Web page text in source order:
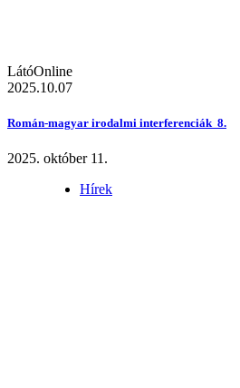
LátóOnline
2025.10.07
Román-magyar irodalmi interferenciák 8.
2025. október 11.
Hírek